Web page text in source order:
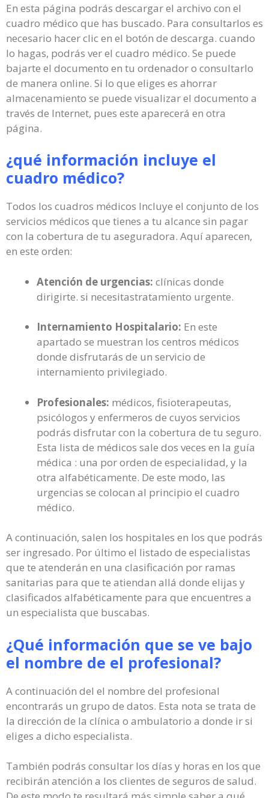
En esta página podrás descargar el archivo con el
cuadro médico que has buscado. Para consultarlos es
necesario hacer clic en el botón de descarga. cuando
lo hagas, podrás ver el cuadro médico. Se puede
bajarte el documento en tu ordenador o consultarlo
de manera online. Si lo que eliges es ahorrar
almacenamiento se puede visualizar el documento a
través de Internet, pues este aparecerá en otra
página.
¿qué información incluye el
cuadro médico?
Todos los cuadros médicos Incluye el conjunto de los
servicios médicos que tienes a tu alcance sin pagar
con la cobertura de tu aseguradora. Aquí aparecen,
en este orden:
Atención de urgencias: clínicas donde
dirigirte. si necesitastratamiento urgente.
Internamiento Hospitalario: En este
apartado se muestran los centros médicos
donde disfrutarás de un servicio de
internamiento privilegiado.
Profesionales: médicos, fisioterapeutas,
psicólogos y enfermeros de cuyos servicios
podrás disfrutar con la cobertura de tu seguro.
Esta lista de médicos sale dos veces en la guía
médica : una por orden de especialidad, y la
otra alfabéticamente. De este modo, las
urgencias se colocan al principio el cuadro
médico.
A continuación, salen los hospitales en los que podrás
ser ingresado. Por último el listado de especialistas
que te atenderán en una clasificación por ramas
sanitarias para que te atiendan allá donde elijas y
clasificados alfabéticamente para que encuentres a
un especialista que buscabas.
¿Qué información que se ve bajo
el nombre de el profesional?
A continuación del el nombre del profesional
encontrarás un grupo de datos. Esta nota se trata de
la dirección de la clínica o ambulatorio a donde ir si
eliges a dicho especialista.
También podrás consultar los días y horas en los que
recibirán atención a los clientes de seguros de salud.